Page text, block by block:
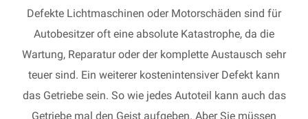
Defekte Lichtmaschinen oder Motorschäden sind für
Autobesitzer oft eine absolute Katastrophe, da die
Wartung, Reparatur oder der komplette Austausch sehr
teuer sind. Ein weiterer kostenintensiver Defekt kann
das Getriebe sein. So wie jedes Autoteil kann auch das
Getriebe mal den Geist aufgeben. Aber Sie müssen